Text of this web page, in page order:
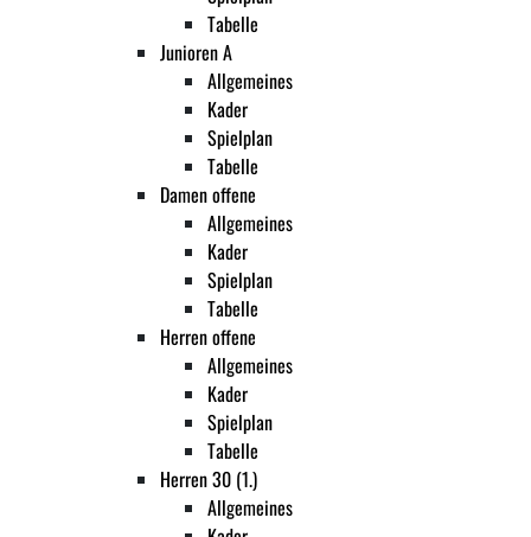
Tabelle
Junioren A
Allgemeines
Kader
Spielplan
Tabelle
Damen offene
Allgemeines
Kader
Spielplan
Tabelle
Herren offene
Allgemeines
Kader
Spielplan
Tabelle
Herren 30 (1.)
Allgemeines